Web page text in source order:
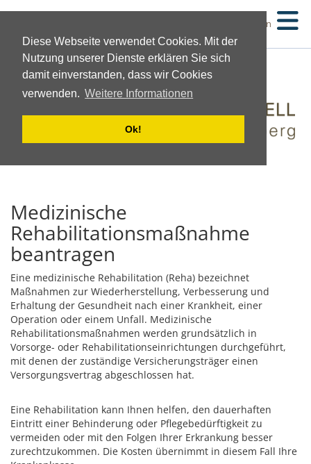
Diese Webseite verwendet Cookies. Mit der
Nutzung unserer Dienste erklären Sie sich
damit einverstanden, dass wir Cookies
verwenden. Weitere Informationen
Ok!
Suchen
Medizinische
Rehabilitationsmaßnahme
beantragen
Eine medizinische Rehabilitation (Reha) bezeichnet
Maßnahmen zur Wiederherstellung, Verbesserung und
Erhaltung der Gesundheit nach einer Krankheit, einer
Operation oder einem Unfall. Medizinische
Rehabilitationsmaßnahmen werden grundsätzlich in
Vorsorge- oder Rehabilitationseinrichtungen durchgeführt,
mit denen der zuständige Versicherungsträger einen
Versorgungsvertrag abgeschlossen hat.
Eine Rehabilitation kann Ihnen helfen, den dauerhaften
Eintritt einer Behinderung oder Pflegebedürftigkeit zu
vermeiden oder mit den Folgen Ihrer Erkrankung besser
zurechtzukommen. Die Kosten übernimmt in diesem Fall Ihre